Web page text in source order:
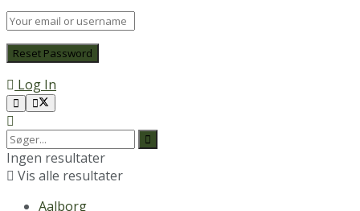
Log In
Ingen resultater
Vis alle resultater
Aalborg